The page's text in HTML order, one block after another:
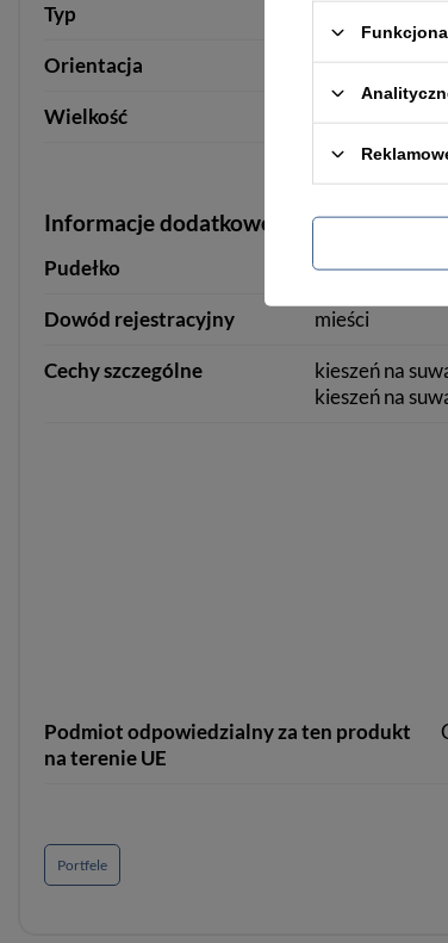
Typ
Orientacja
Wielkość
Informacje dodatkowe
Pudełko tak tak
Dowód rejestracyjny mieści
Cechy szczególne kieszeń na
kieszeń na
Podmiot odpowiedzialny za ten produkt
na terenie UE
Portfele